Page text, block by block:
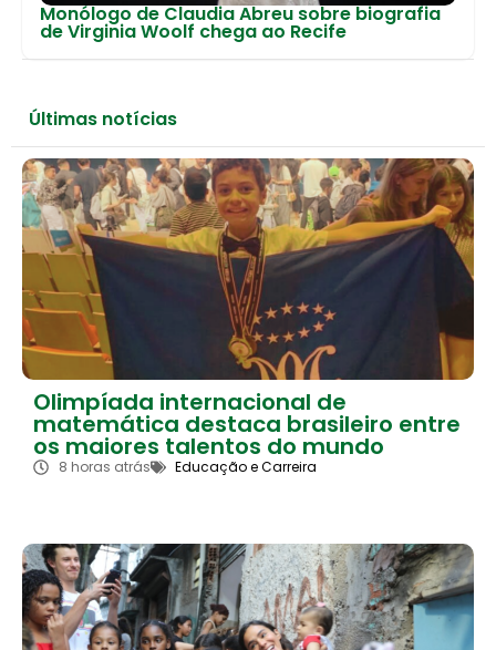
Monólogo de Claudia Abreu sobre biografia
de Virginia Woolf chega ao Recife
Últimas notícias
Olimpíada internacional de
matemática destaca brasileiro entre
os maiores talentos do mundo
8 horas atrás Educação e Carreira